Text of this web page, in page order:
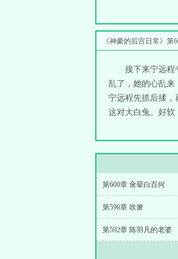
《神豪的后宫日常》第
接下来宁远程
乱了，她的心乱来
宁远程先抓后揉，
这对大白兔。
第600章 肏晕白百何
第596章 吹箫
第592章 陈羽凡的老婆